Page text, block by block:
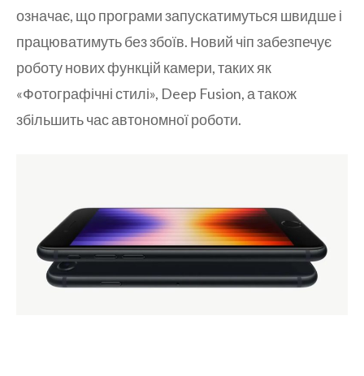
означає, що програми запускатимуться швидше і
працюватимуть без збоїв. Новий чіп забезпечує
роботу нових функцій камери, таких як
«Фотографічні стилі», Deep Fusion, а також
збільшить час автономної роботи.